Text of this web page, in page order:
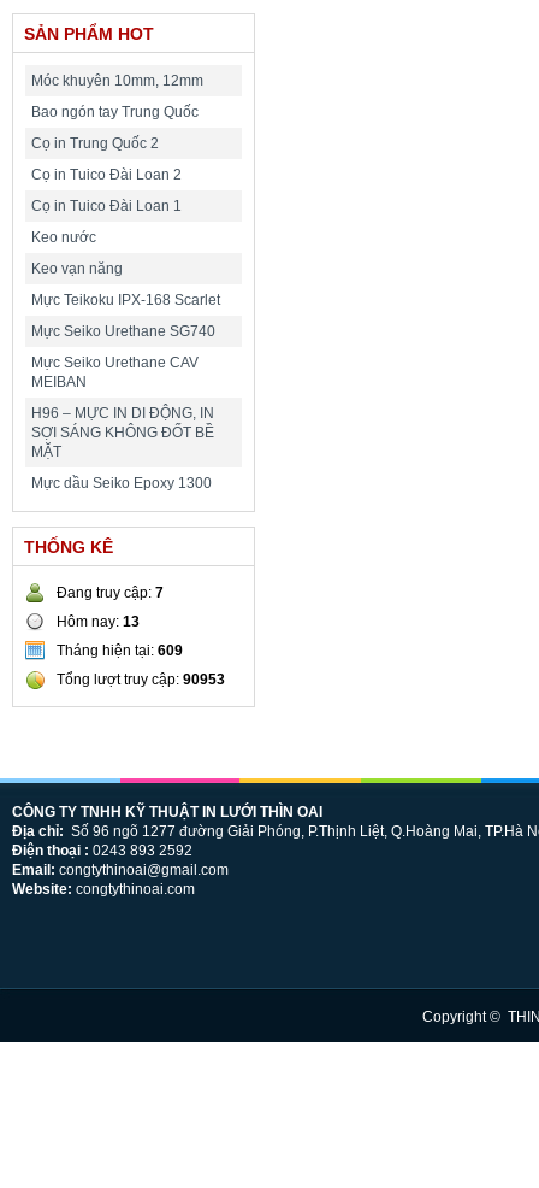
SẢN PHẨM HOT
Móc khuyên 10mm, 12mm
Bao ngón tay Trung Quốc
Cọ in Trung Quốc 2
Cọ in Tuico Đài Loan 2
Cọ in Tuico Đài Loan 1
Keo nước
Keo vạn năng
Mực Teikoku IPX-168 Scarlet
Mực Seiko Urethane SG740
Mực Seiko Urethane CAV
MEIBAN
H96 – MỰC IN DI ĐỘNG, IN
SỢI SÁNG KHÔNG ĐỐT BỀ
MẶT
Mực dầu Seiko Epoxy 1300
THỐNG KÊ
Đang truy cập: 7
Hôm nay: 13
Tháng hiện tại: 609
Tổng lượt truy cập: 90953
CÔNG TY TNHH KỸ THUẬT IN LƯỚI THÌN OAI
Địa chỉ: Số 96 ngõ 1277 đường Giải Phóng, P.Thịnh Liệt, Q.Hoàng Mai, TP.Hà
Điện thoại : 0243 893 2592
Email: congtythinoai@gmail.com
Website: congtythinoai.com
Copyright ©